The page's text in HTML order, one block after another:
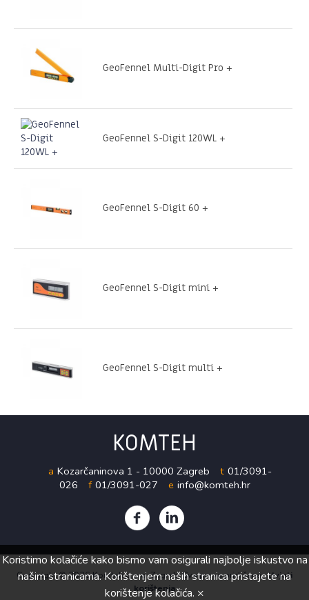
GeoFennel Multi-Digit Pro +
GeoFennel S-Digit 120WL +
GeoFennel S-Digit 60 +
GeoFennel S-Digit mini +
GeoFennel S-Digit multi +
KOMTEH
a Kozarčaninova 1 - 10000 Zagreb t 01/3091-
026
f 01/3091-027 e info@komteh.hr
Copyright ©2026 Komteh d.o.o. Zagreb. Sva prava pridržana.Uvjeti
korištenja
Koristimo kolačiće kako bismo vam osigurali najbolje iskustvo na
našim stranicama. Korištenjem naših stranica pristajete na
korištenje kolačića. ×